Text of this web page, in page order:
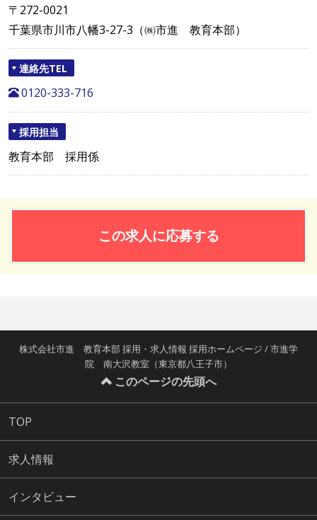
〒272-0021
千葉県市川市八幡3-27-3（㈱市進 教育本部）
連絡先TEL
0120-333-716
採用担当
教育本部 採用係
この求人に応募する
株式会社市進 教育本部 採用・求人情報 採用ホームページ / 市進学
院 南大沢教室（東京都八王子市）
このページの先頭へ
TOP
求人情報
インタビュー